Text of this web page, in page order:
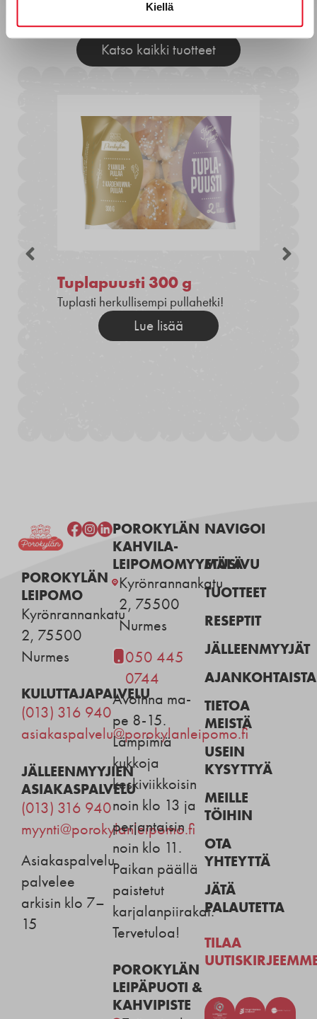
Kiellä
Muita tuotteita
Katso kaikki tuotteet
Tuplapuusti 300 g
Tuplasti herkullisempi pullahetki!
Lue lisää
POROKYLÄN
LEIPOMO
Kyrönrannankatu
2, 75500
Nurmes
KULUTTAJAPALVELU
(013) 316 940
asiakaspalvelu@porokylanleipomo.fi
JÄLLEENMYYJIEN
ASIAKASPALVELU
(013) 316 940
myynti@porokylanleipomo.fi
Asiakaspalvelu
palvelee
arkisin klo 7–
15
POROKYLÄN
KAHVILA-
LEIPOMOMYYMÄLÄ
Kyrönrannankatu
2, 75500
Nurmes
050 445
0744
Avoinna ma-
pe 8-15.
Lämpimiä
kukkoja
keskiviikkoisin
noin klo 13 ja
perjantaisin
noin klo 11.
Paikan päällä
paistetut
karjalanpiirakat.
Tervetuloa!
POROKYLÄN
LEIPÄPUOTI &
KAHVIPISTE
NAVIGOI
ETUSIVU
TUOTTEET
RESEPTIT
JÄLLEENMYYJÄT
AJANKOHTAISTA
TIETOA
MEISTÄ
USEIN
KYSYTTYÄ
MEILLE
TÖIHIN
OTA
YHTEYTTÄ
JÄTÄ
PALAUTETTA
TILAA